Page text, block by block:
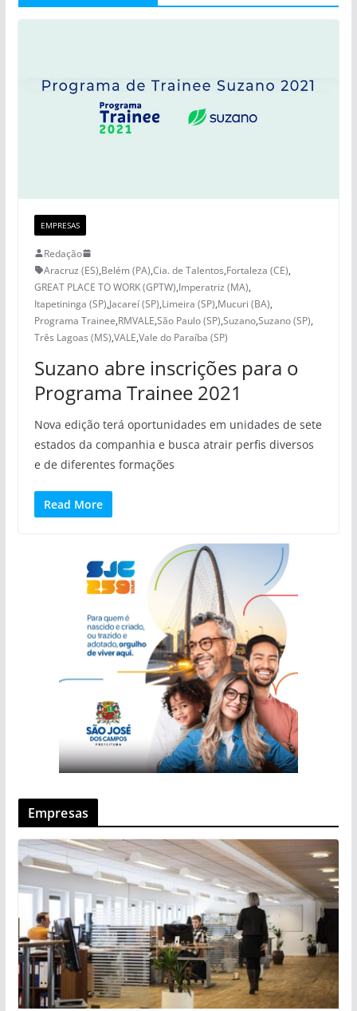
EMPRESAS
Redação
Aracruz (ES),Belém (PA),Cia. de Talentos,Fortaleza (CE),
GREAT PLACE TO WORK (GPTW),Imperatriz (MA),
Itapetininga (SP),Jacareí (SP),Limeira (SP),Mucuri (BA),
Programa Trainee,RMVALE,São Paulo (SP),Suzano,Suzano (SP),
Três Lagoas (MS),VALE,Vale do Paraíba (SP)
Suzano abre inscrições para o
Programa Trainee 2021
Nova edição terá oportunidades em unidades de sete
estados da companhia e busca atrair perfis diversos
e de diferentes formações
Read More
Empresas